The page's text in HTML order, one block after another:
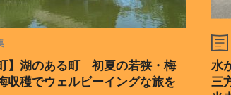
】湖のある町 初夏の若狭・梅
収穫でウェルビーイングな旅を
水
三